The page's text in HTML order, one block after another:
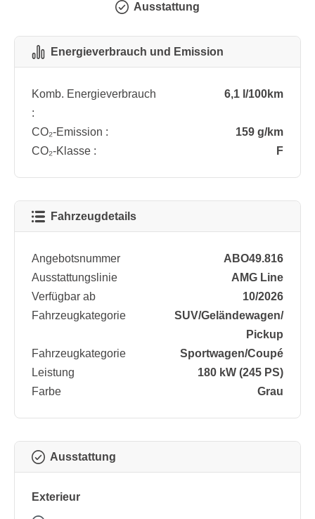
Ausstattung
Energieverbrauch und Emission
Komb. Energieverbrauch
:
6,1 l/100km
CO₂-Emission :
159 g/km
CO₂-Klasse :
F
Fahrzeugdetails
Angebotsnummer
ABO49.816
Ausstattungslinie
AMG Line
Verfügbar ab
10/2026
Fahrzeugkategorie
SUV/​Geländewagen/​
Pickup
Fahrzeugkategorie
Sportwagen/​Coupé
Leistung
180 kW (245 PS)
Farbe
Grau
Ausstattung
Exterieur